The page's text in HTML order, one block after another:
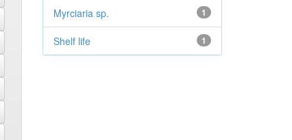
1
Myrciaria sp.
1
Shelf life